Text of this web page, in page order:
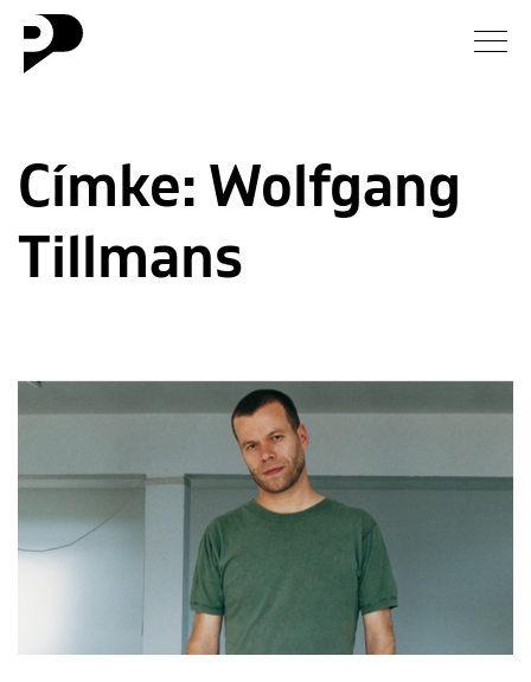
Galéria
Interjú
Rólunk
ENGLISH
Címke: Wolfgang
Tillmans